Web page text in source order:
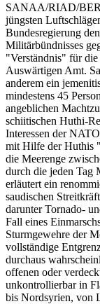
SANAA/RIAD/
jüngsten
Bundesregierung
Militärbündnisses
"Verständnis" für
Auswärtigen Amt.
anderem ein
mindestens 45
angeblichen
schiitischen Huthi-
Interessen der
mit Hilfe der Huthis
die Meerenge
durch die jeden Tag
erläutert ein
saudischen
darunter Tornado-
Fall eines
Sturmgewehre der
vollständige
durchaus
offenen oder
unkontrollierbar in
bis Nordsyrien, von